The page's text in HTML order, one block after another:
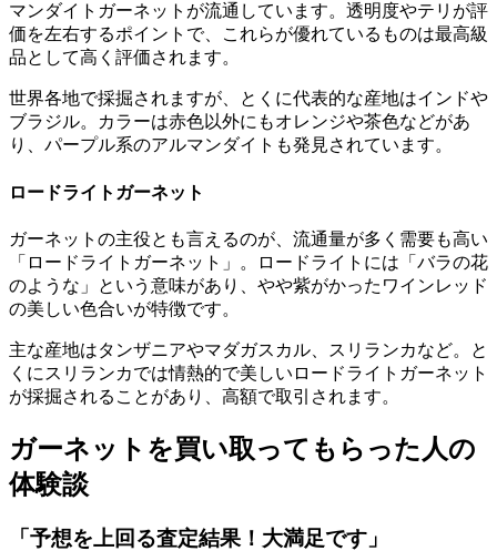
マンダイトガーネットが流通しています。透明度やテリが評
価を左右するポイントで、これらが優れているものは最高級
品として高く評価されます。
世界各地で採掘されますが、とくに代表的な産地はインドや
ブラジル。カラーは赤色以外にもオレンジや茶色などがあ
り、パープル系のアルマンダイトも発見されています。
ロードライトガーネット
ガーネットの主役とも言えるのが、流通量が多く需要も高い
「ロードライトガーネット」。ロードライトには「バラの花
のような」という意味があり、やや紫がかったワインレッド
の美しい色合いが特徴です。
主な産地はタンザニアやマダガスカル、スリランカなど。と
くにスリランカでは情熱的で美しいロードライトガーネット
が採掘されることがあり、高額で取引されます。
ガーネットを買い取ってもらった人の
体験談
「予想を上回る査定結果！大満足です」